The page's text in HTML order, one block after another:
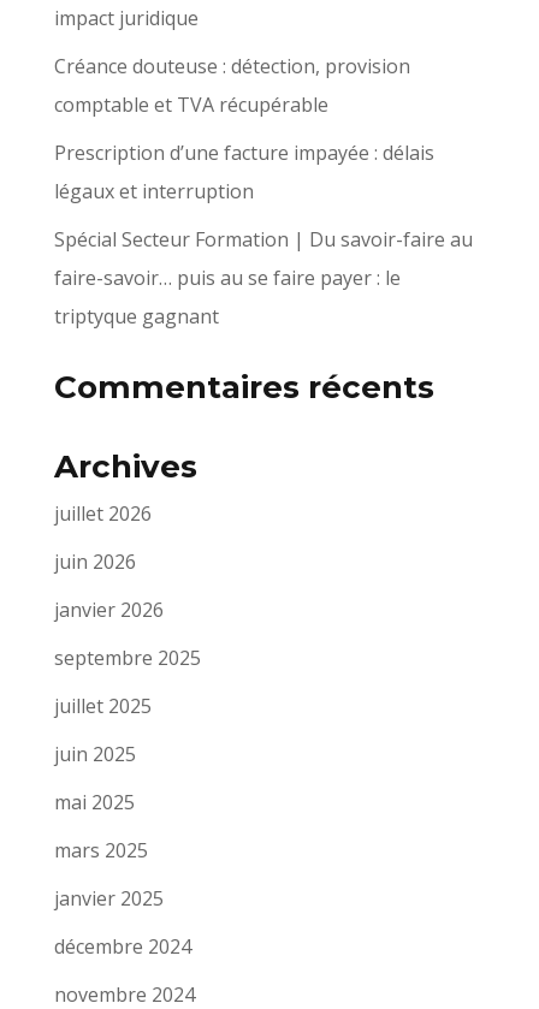
impact juridique
Créance douteuse : détection, provision
comptable et TVA récupérable
Prescription d’une facture impayée : délais
légaux et interruption
Spécial Secteur Formation | Du savoir-faire au
faire-savoir… puis au se faire payer : le
triptyque gagnant
Commentaires récents
Archives
juillet 2026
juin 2026
janvier 2026
septembre 2025
juillet 2025
juin 2025
mai 2025
mars 2025
janvier 2025
décembre 2024
novembre 2024